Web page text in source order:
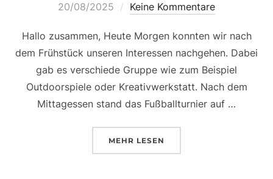
20/08/2025 Keine Kommentare
Hallo zusammen, Heute Morgen konnten wir nach
dem Frühstück unseren Interessen nachgehen. Dabei
gab es verschiede Gruppe wie zum Beispiel
Outdoorspiele oder Kreativwerkstatt. Nach dem
Mittagessen stand das Fußballturnier auf …
MEHR ÜBER „TAG 10, MITTWOCH,
LESEN